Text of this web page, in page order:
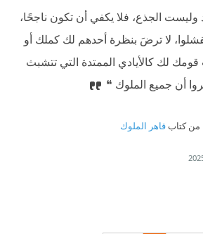
الجذع، فلا يكفي أن تكون ناجحًا،
لا ترضَ بنظرة أحدهم لك كملك أو
لك كالأيادي الممتدة التي تتشبث
أن جميع الملوك ❝
من كتابقاهر الملوك